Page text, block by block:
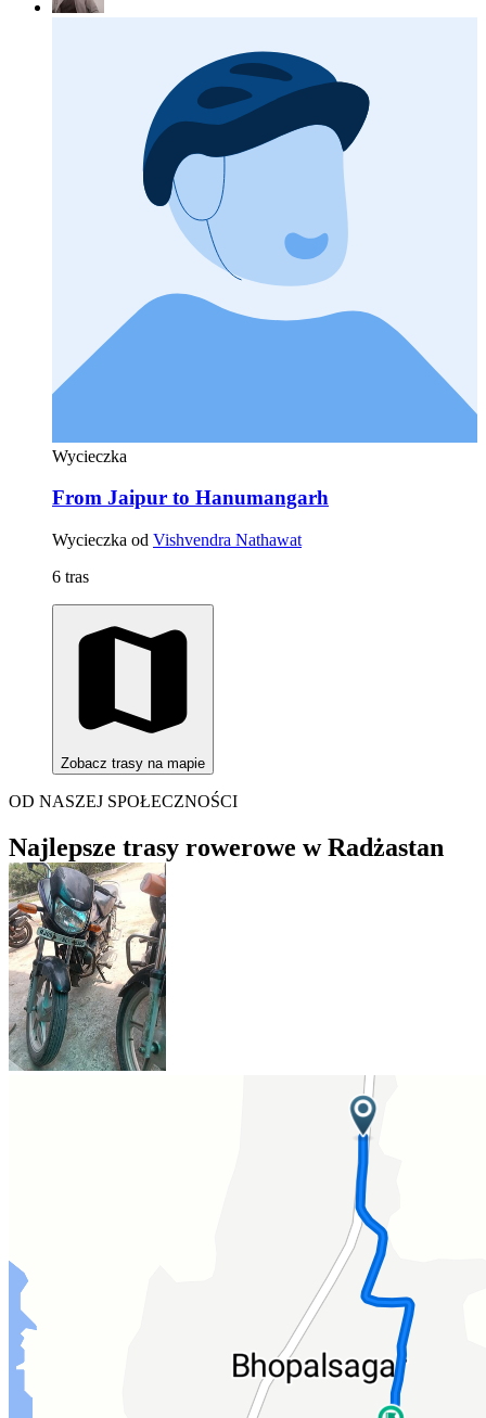
Wycieczka
From Jaipur to Hanumangarh
Wycieczka od Vishvendra Nathawat
6 tras
Zobacz trasy na mapie
OD NASZEJ SPOŁECZNOŚCI
Najlepsze trasy rowerowe w Radżastan